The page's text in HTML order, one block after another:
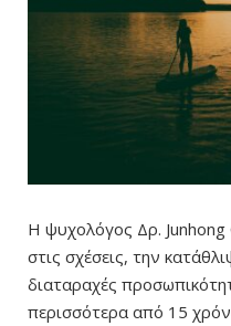
H ψυχολόγος Δρ. Junhong
στις σχέσεις, την
διαταραχές
περισσότερα από 15